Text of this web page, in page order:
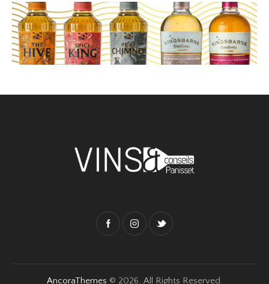
AncoraThemes © 2026. All Rights Reserved.